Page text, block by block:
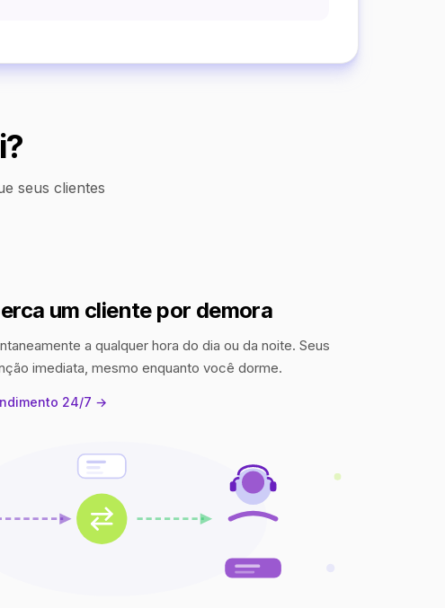
seus clientes
um cliente por demora
a qualquer hora do dia ou da noite. Seus
imediata, mesmo enquanto você dorme.
24/7 →